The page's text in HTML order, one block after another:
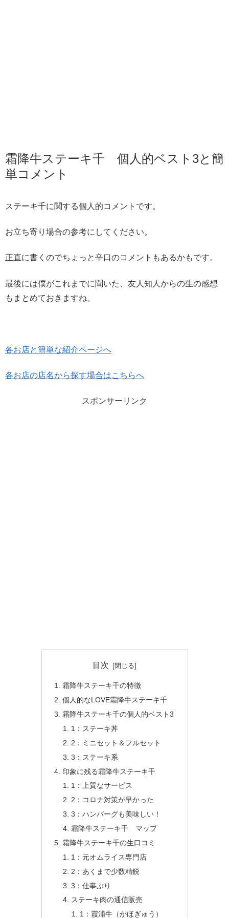
霜降牛ステーキ千 個人的ベスト3と簡
単コメント
ステーキ千に関する個人的コメントです。
お立ち寄り場合の参考にしてください。
正直に書くのでちょっと辛口のコメントもあるかもです。
最後には僕がこれまでに聞いた、友人知人からの生の感想
もまとめておきますね。
各お店と簡単な紹介ページへ
各お店の店名から探す場合はこちらへ
スポンサーリンク
目次
霜降牛ステーキ千の特徴
個人的なLOVE霜降牛ステーキ千
霜降牛ステーキ千の個人的ベスト3
1：ステーキ丼
2：ミニセット＆フルセット
3：ステーキ系
印象に残る霜降牛ステーキ千
1：上質なサービス
2：コロナ対策が早かった
3：ハンバーグも美味しい！
霜降牛ステーキ千 マップ
霜降牛ステーキ千の生口コミ
1：元オムライス専門店
2：あくまで少数精鋭
3：仕事ぶり
ステーキ肉の通信販売
1：霞浦牛（かほぎゅう）